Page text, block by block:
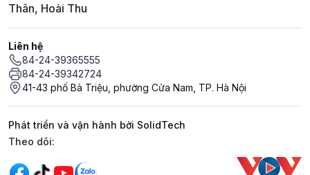
Thân, Hoài Thu
Liên hệ
84-24-39365555
84-24-39342724
41-43 phố Bà Triệu, phường Cửa Nam, TP. Hà Nội
Phát triển và vận hành bởi SolidTech
Mạng xã hội
Theo dõi: